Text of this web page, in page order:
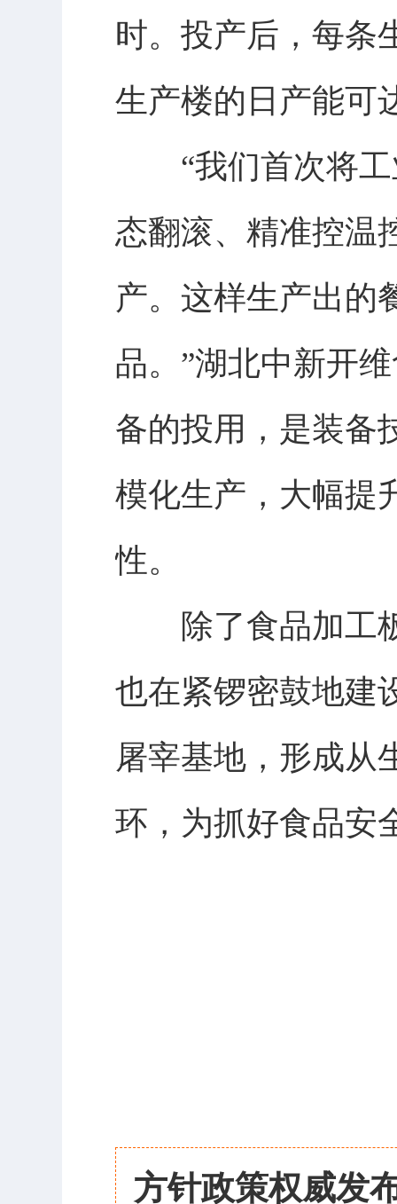
时。投产后，每条
生产楼的日产能可
“我们首次将工
态翻滚、精准控温
产。这样生产出的
品。”湖北中新开
备的投用，是装备
模化生产，大幅提
性。
除了食品加工板
也在紧锣密鼓地建
屠宰基地，形成从
环，为抓好食品安
方针政策权威发